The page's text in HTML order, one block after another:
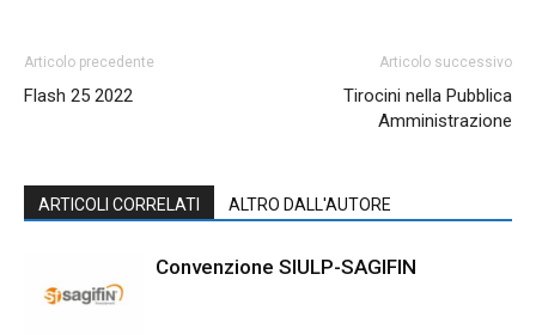
Articolo precedente
Flash 25 2022
Articolo successivo
Tirocini nella Pubblica
Amministrazione
ARTICOLI CORRELATI ALTRO DALL'AUTORE
Convenzione SIULP-SAGIFIN